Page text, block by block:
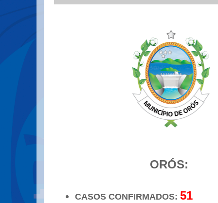
ORÓS:
CASOS CONFIRMADOS:51